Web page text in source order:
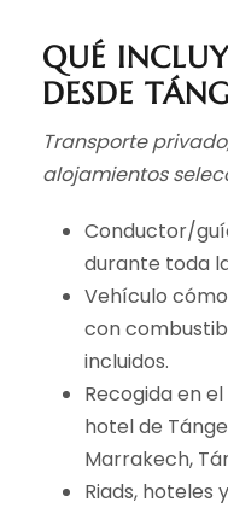
QUÉ
DESDE
Transporte
alojamientos
Conductor/
durante toda
Vehículo
con
incluidos.
Recogida en
hotel de
Marrakech,
Riads, hoteles